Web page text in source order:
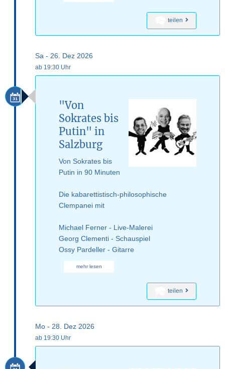
teilen
Sa - 26. Dez 2026
ab 19:30 Uhr
"Von
Sokrates bis
Putin" in
Salzburg
Von Sokrates bis
Putin in 90 Minuten
Die kabarettistisch-philosophische
Clempanei mit
Michael Ferner - Live-Malerei
Georg Clementi - Schauspiel
Ossy Pardeller - Gitarre
mehr lesen
teilen
Mo - 28. Dez 2026
ab 19:30 Uhr